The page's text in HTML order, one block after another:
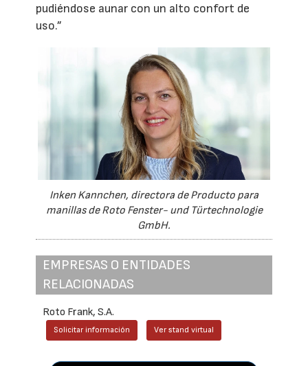
pudiéndose aunar con un alto confort de
uso.”
Inken Kannchen, directora de Producto para
manillas de Roto Fenster- und Türtechnologie
GmbH.
EMPRESAS O ENTIDADES
RELACIONADAS
Roto Frank, S.A.
Solicitar información Ver stand virtual